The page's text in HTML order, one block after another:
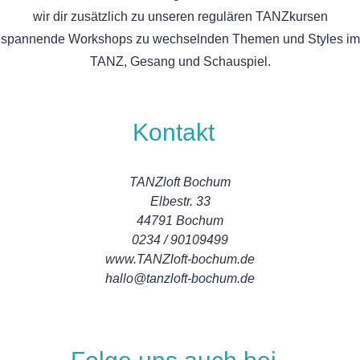
wir dir zusätzlich zu unseren regulären TANZkursen
spannende Workshops zu wechselnden Themen und Styles im
TANZ, Gesang und Schauspiel.
Kontakt
TANZloft Bochum
Elbestr. 33
44791 Bochum
0234 / 90109499
www.TANZloft-bochum.de
hallo@tanzloft-bochum.de